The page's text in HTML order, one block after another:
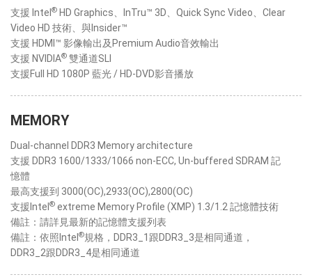
支援 Intel ® HD Graphics、InTru™ 3D、Quick Sync Video、Clear
Video HD 技術、與Insider™
支援 HDMI™ 影像輸出及Premium Audio音效輸出
支援 NVIDIA® 雙通道SLI
支援Full HD 1080P 藍光 / HD-DVD影音播放
MEMORY
Dual-channel DDR3 Memory architecture
支援 DDR3 1600/1333/1066 non-ECC, Un-buffered SDRAM 記
憶體
最高支援到 3000(OC),2933(OC),2800(OC)
支援Intel ® extreme Memory Profile (XMP) 1.3/1.2 記憶體技術
備註：請詳見最新的記憶體支援列表
備註：依照Intel ®規格，DDR3_1跟DDR3_3是相同通道，
DDR3_2跟DDR3_4是相同通道